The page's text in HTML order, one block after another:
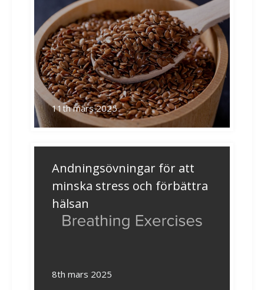
11th mars 2025
Andningsövningar för att
minska stress och förbättra
hälsan
8th mars 2025